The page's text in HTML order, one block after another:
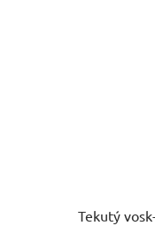
Tekutý